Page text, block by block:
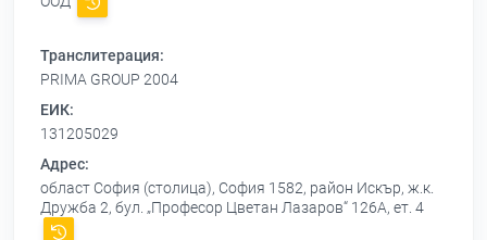
Транслитерация:
PRIMA GROUP 2004
ЕИК:
131205029
Адрес:
област София (столица), София 1582, район Искър, ж.к.
Дружба 2, бул. „Професор Цветан Лазаров“ 126А, ет. 4